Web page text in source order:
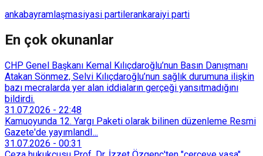
ankabayramlaşmasiyasi partilerankaraiyi parti
En çok okunanlar
CHP Genel Başkanı Kemal Kılıçdaroğlu’nun Basın Danışmanı
Atakan Sönmez, Selvi Kılıçdaroğlu’nun sağlık durumuna ilişkin
bazı mecralarda yer alan iddiaların gerçeği yansıtmadığını
bildirdi.
31.07.2026 - 22:48
Kamuoyunda 12. Yargı Paketi olarak bilinen düzenleme Resmi
Gazete'de yayımlandI...
31.07.2026 - 00:31